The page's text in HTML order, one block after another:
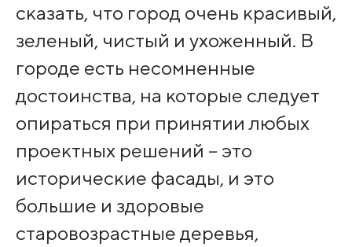
сказать, что город очень красивый,
зеленый, чистый и ухоженный. В
городе есть несомненные
достоинства, на которые следует
опираться при принятии любых
проектных решений – это
исторические фасады, и это
большие и здоровые
старовозрастные деревья,